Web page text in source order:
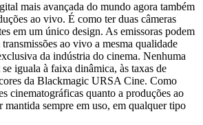
mais avançada do mundo agora também
ao vivo. É como ter duas câmeras
em um único design. As emissoras podem
ao vivo a mesma qualidade
da indústria do cinema. Nenhuma
iguala à faixa dinâmica, às taxas de
da Blackmagic URSA Cine. Como
cinematográficas quanto a produções ao
mantida sempre em uso, em qualquer tipo